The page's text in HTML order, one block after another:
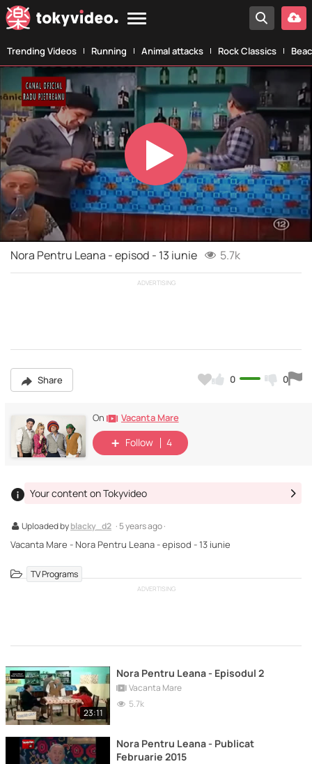
Trending Videos Running Animal attacks Rock Classics
Play
Video
Nora Pentru Leana - episod - 13 iunie 5.7k
ADVERTISING
Share 0 0
On Vacanta Mare
Follow 4
Uploaded byblacky_d2 · 5 years ago ·
Your content on Tokyvideo
Vacanta Mare - Nora Pentru Leana - episod - 13 iunie
TV Programs
ADVERTISING
23:11
Nora Pentru Leana - Episodul 2
Vacanta Mare
5.7k
Nora Pentru Leana - Publicat
Februarie 2015